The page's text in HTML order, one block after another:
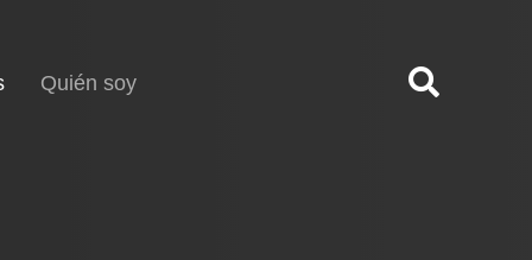
(current)Quién soy